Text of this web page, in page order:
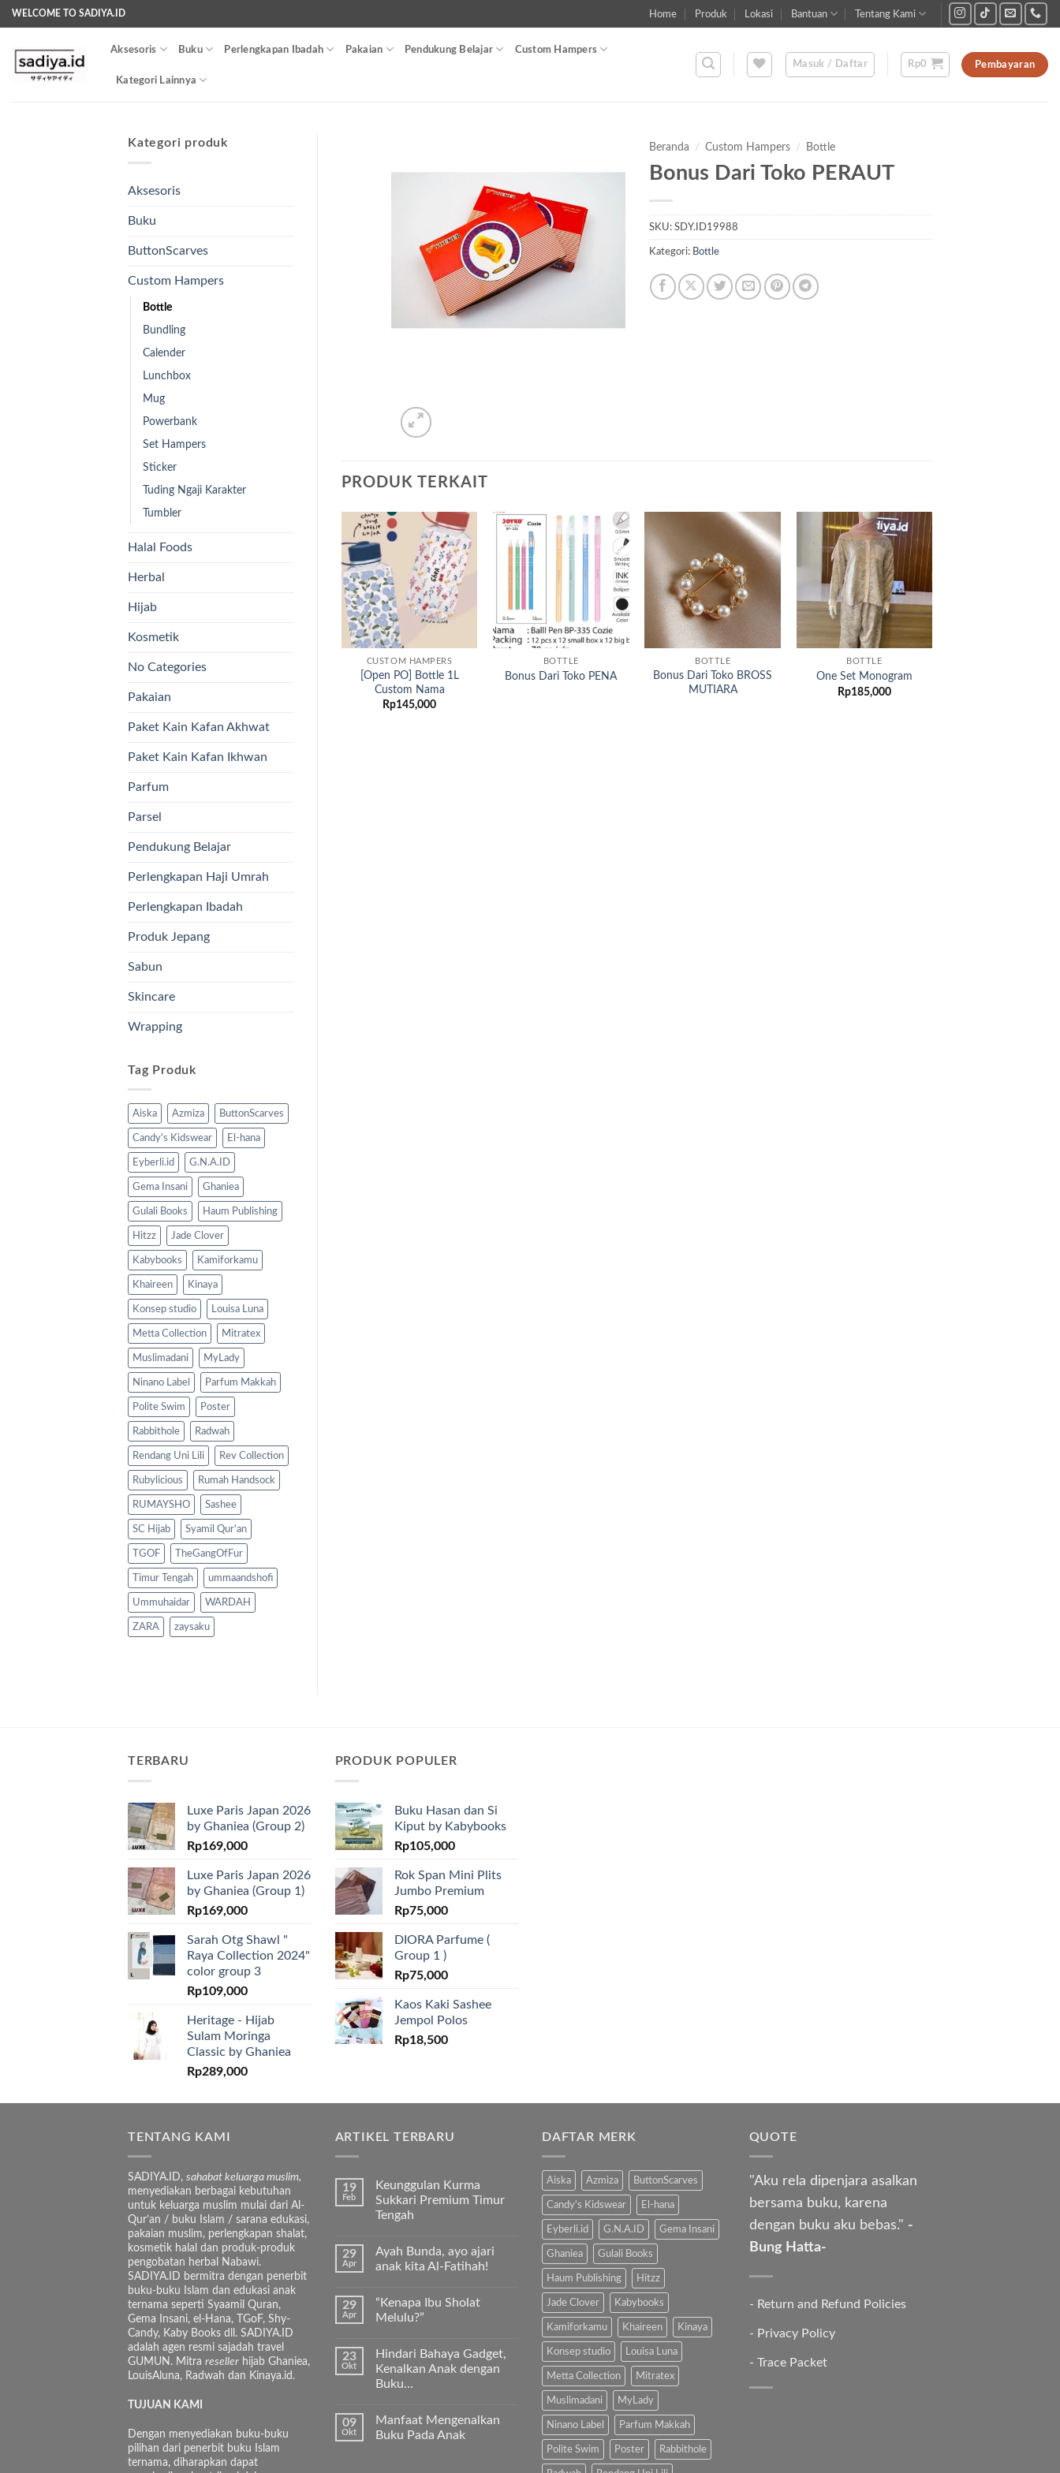
Skip
to
content
WELCOME TO SADIYA.ID Home Produk Lokasi Bantuan Tentang Kami
Aksesoris Buku Perlengkapan Ibadah Pakaian Pendukung Belajar Custom Hampers
Kategori Lainnya
Masuk / Daftar Rp0 Pembayaran
Kategori produk
Aksesoris
Buku
ButtonScarves
Custom Hampers
Bottle
Bundling
Calender
Lunchbox
Mug
Powerbank
Set Hampers
Sticker
Tuding Ngaji Karakter
Tumbler
Halal Foods
Herbal
Hijab
Kosmetik
No Categories
Pakaian
Paket Kain Kafan Akhwat
Paket Kain Kafan Ikhwan
Parfum
Parsel
Pendukung Belajar
Perlengkapan Haji Umrah
Perlengkapan Ibadah
Produk Jepang
Sabun
Skincare
Wrapping
Tag Produk
Aiska Azmiza ButtonScarves
Candy's Kidswear El-hana
Eyberli.id G.N.A.ID
Gema Insani Ghaniea
Gulali Books Haum Publishing
Hitzz Jade Clover
Kabybooks Kamiforkamu
Khaireen Kinaya
Konsep studio Louisa Luna
Metta Collection Mitratex
Muslimadani MyLady
Ninano Label Parfum Makkah
Polite Swim Poster
Rabbithole Radwah
Rendang Uni Lili Rev Collection
Rubylicious Rumah Handsock
RUMAYSHO Sashee
SC Hijab Syamil Qur'an
TGOF TheGangOfFur
Timur Tengah ummaandshofi
Ummuhaidar WARDAH
ZARA zaysaku
Beranda / Custom Hampers / Bottle
Bonus Dari Toko PERAUT
SKU: SDY.ID19988
Kategori: Bottle
PRODUK TERKAIT
Add to
wishlist
CUSTOM HAMPERS
[Open PO] Bottle 1L
Custom Nama
Rp145,000
Add to
wishlist
BOTTLE
Bonus Dari Toko PENA
Add to
wishlist
BOTTLE
Bonus Dari Toko BROSS
MUTIARA
Add to
wishlist
BOTTLE
One Set Monogram
Rp185,000
TERBARU
Luxe Paris Japan 2026
by Ghaniea (Group 2)
Rp169,000
Luxe Paris Japan 2026
by Ghaniea (Group 1)
Rp169,000
Sarah Otg Shawl "
Raya Collection 2024"
color group 3
Rp109,000
Heritage - Hijab
Sulam Moringa
Classic by Ghaniea
Rp289,000
PRODUK POPULER
Buku Hasan dan Si
Kiput by Kabybooks
Rp105,000
Rok Span Mini Plits
Jumbo Premium
Rp75,000
DIORA Parfume (
Group 1 )
Rp75,000
Kaos Kaki Sashee
Jempol Polos
Rp18,500
TENTANG KAMI
SADIYA.ID, sahabat keluarga muslim,
menyediakan berbagai kebutuhan
untuk keluarga muslim mulai dari Al-
Qur’an / buku Islam / sarana edukasi,
pakaian muslim, perlengkapan shalat,
kosmetik halal dan produk-produk
pengobatan herbal Nabawi.
SADIYA.ID bermitra dengan penerbit
buku-buku Islam dan edukasi anak
ternama seperti Syaamil Quran,
Gema Insani, el-Hana, TGoF, Shy-
Candy, Kaby Books dll. SADIYA.ID
adalah agen resmi sajadah travel
GUMUN. Mitra reseller hijab Ghaniea,
LouisAluna, Radwah dan Kinaya.id.
TUJUAN KAMI
Dengan menyediakan buku-buku
pilihan dari penerbit buku Islam
ternama, diharapkan dapat
ARTIKEL TERBARU
19
Feb
Keunggulan Kurma
Sukkari Premium Timur
Tengah
komentar
Keunggulan
Premium
Timur
Tengah
29
Apr
Ayah Bunda, ayo ajari
anak kita Al-Fatihah!
komentar
pada
Ayah
ajari
anak
kita
Al-
29
Apr
“Kenapa Ibu Sholat
Melulu?”
komentar
pada
“Kenapa
Ibu
23
Okt
Hindari Bahaya Gadget,
Kenalkan Anak dengan
Buku…
komentar
pada
Hindari
09
Okt
Manfaat Mengenalkan
Buku Pada Anak
DAFTAR MERK
Aiska Azmiza ButtonScarves
Candy's Kidswear El-hana
Eyberli.id G.N.A.ID Gema Insani
Ghaniea Gulali Books
Haum Publishing Hitzz
Jade Clover Kabybooks
Kamiforkamu Khaireen Kinaya
Konsep studio Louisa Luna
Metta Collection Mitratex
Muslimadani MyLady
Ninano Label Parfum Makkah
Polite Swim Poster Rabbithole
QUOTE
"Aku rela dipenjara asalkan
bersama buku, karena
dengan buku aku bebas." -
Bung Hatta-
- Return and Refund Policies
- Privacy Policy
- Trace Packet